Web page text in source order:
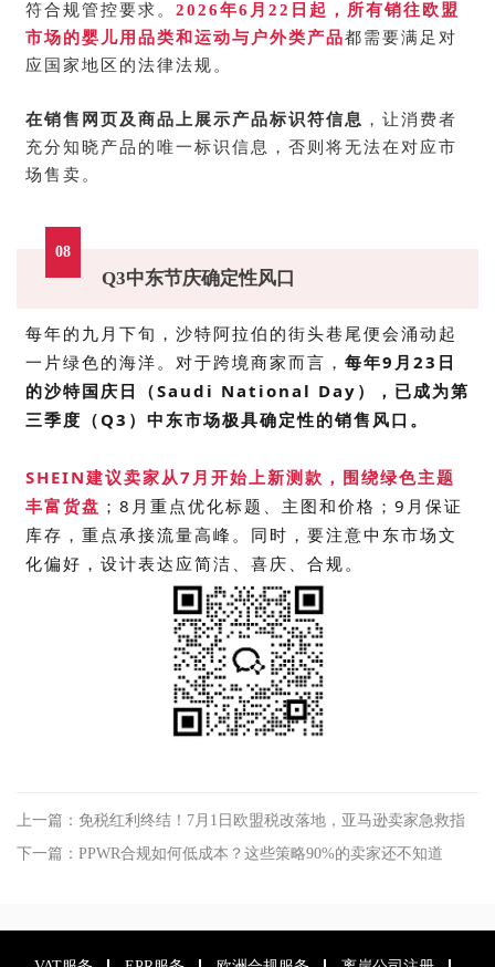
符合规管控要求。 2026年6月22日起，所有销往欧盟
市场的婴儿用品类和运动与户外类产品都需要满足对
应国家地区的法律法规。
在销售网页及商品上展示产品标识符信息 ，让消费者
充分知晓产品的唯一标识信息，否则将无法在对应市
场售卖。
08
Q3中东节庆确定性风口
每年的九月下旬，沙特阿拉伯的街头巷尾便会涌动起
一片绿色的海洋。对于跨境商家而言， 每年9 月 23 日
的沙特国庆日（Saudi National Day ），已成为第
三季度（ Q3 ）中东市场极具确定性的销售风口。
SHEIN建议卖家从7月开始上新测款 ，围绕绿色主题
丰富货盘 ； 8月重点优化标题、主图和价格 ； 9月保证
库存，重点承接流量高峰 。同时，要注意中东市场文
化偏好，设计表达应简洁、喜庆、合规。
上一篇：免税红利终结！7月1日欧盟税改落地，亚马逊卖家急救指
南
下一篇：PPWR合规如何低成本？这些策略90%的卖家还不知道